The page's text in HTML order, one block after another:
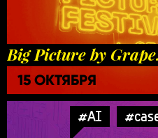
Big Picture by
15 ОКТЯБРЯ
#AI